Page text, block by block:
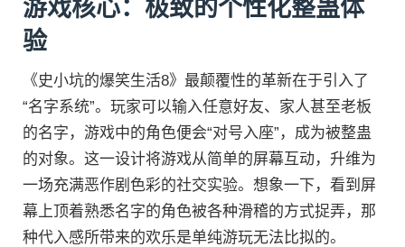
游戏核心：极致的个性化整蛊体
验
《史小坑的爆笑生活8》最颠覆性的革新在于引入了
“名字系统”。玩家可以输入任意好友、家人甚至老板
的名字，游戏中的角色便会“对号入座”，成为被整蛊
的对象。这一设计将游戏从简单的屏幕互动，升维为
一场充满恶作剧色彩的社交实验。想象一下，看到屏
幕上顶着熟悉名字的角色被各种滑稽的方式捉弄，那
种代入感所带来的欢乐是单纯游玩无法比拟的。